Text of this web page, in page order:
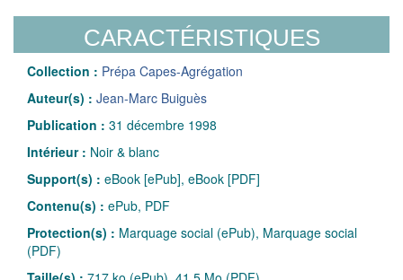
CARACTÉRISTIQUES
Collection : Prépa Capes-Agrégation
Auteur(s) : Jean-Marc Buiguès
Publication : 31 décembre 1998
Intérieur : Noir & blanc
Support(s) : eBook [ePub], eBook [PDF]
Contenu(s) : ePub, PDF
Protection(s) : Marquage social (ePub), Marquage social
(PDF)